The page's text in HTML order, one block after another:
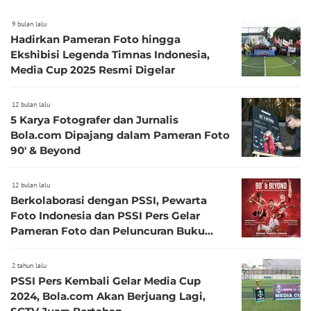
9 bulan lalu
Hadirkan Pameran Foto hingga
Ekshibisi Legenda Timnas Indonesia,
Media Cup 2025 Resmi Digelar
12 bulan lalu
5 Karya Fotografer dan Jurnalis
Bola.com Dipajang dalam Pameran Foto
90' & Beyond
12 bulan lalu
Berkolaborasi dengan PSSI, Pewarta
Foto Indonesia dan PSSI Pers Gelar
Pameran Foto dan Peluncuran Buku
2 tahun lalu
PSSI Pers Kembali Gelar Media Cup
2024, Bola.com Akan Berjuang Lagi,